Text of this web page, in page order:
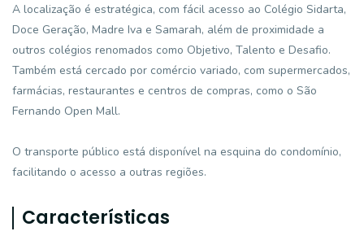
A localização é estratégica, com fácil acesso ao Colégio Sidarta,
Doce Geração, Madre Iva e Samarah, além de proximidade a
outros colégios renomados como Objetivo, Talento e Desafio.
Também está cercado por comércio variado, com supermercados,
farmácias, restaurantes e centros de compras, como o São
Fernando Open Mall.
O transporte público está disponível na esquina do condomínio,
facilitando o acesso a outras regiões.
Características